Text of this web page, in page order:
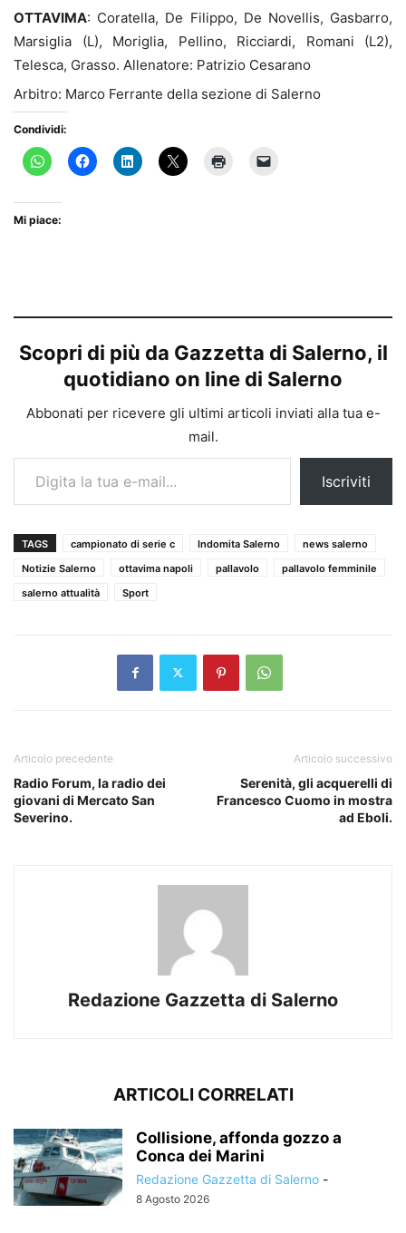
OTTAVIMA: Coratella, De Filippo, De Novellis, Gasbarro,
Marsiglia (L), Moriglia, Pellino, Ricciardi, Romani (L2),
Telesca, Grasso. Allenatore: Patrizio Cesarano
Arbitro: Marco Ferrante della sezione di Salerno
Condividi:
Mi piace:
Scopri di più da Gazzetta di Salerno, il
quotidiano on line di Salerno
Abbonati per ricevere gli ultimi articoli inviati alla tua e-
mail.
Digita la tua e-mail...
Iscriviti
TAGS campionato di serie c Indomita Salerno
news salerno
Notizie Salerno
ottavima napoli pallavolo
pallavolo femminile
salerno attualità
Sport
Articolo precedente
Radio Forum, la radio dei
giovani di Mercato San
Severino.
Articolo successivo
Serenità, gli acquerelli di
Francesco Cuomo in mostra
ad Eboli.
Redazione Gazzetta di Salerno
ARTICOLI CORRELATI
Collisione, affonda gozzo a
Conca dei Marini
Redazione Gazzetta di Salerno -
8 Agosto 2026